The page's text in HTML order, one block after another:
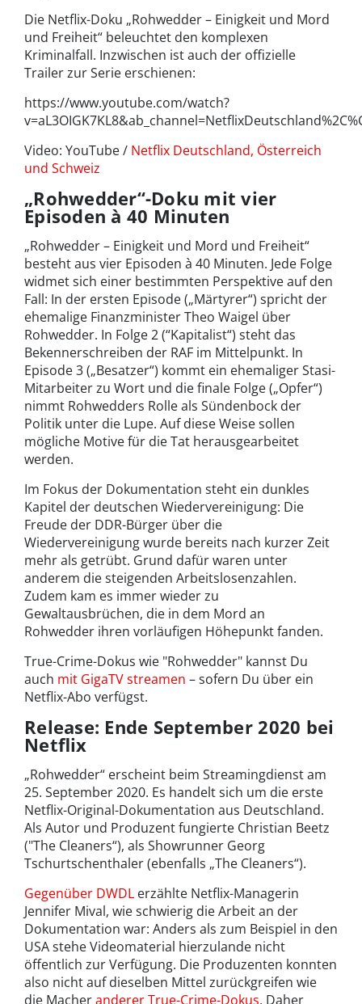
Die Netflix-Doku „Rohwedder – Einigkeit und Mord
und Freiheit“ beleuchtet den komplexen
Kriminalfall. Inzwischen ist auch der offizielle
Trailer zur Serie erschienen:
https://www.youtube.com/watch?
Video: YouTube / Netflix Deutschland, Österreich
und Schweiz
„Rohwedder“-Doku mit vier
Episoden à 40 Minuten
„Rohwedder – Einigkeit und Mord und Freiheit“
besteht aus vier Episoden à 40 Minuten. Jede Folge
widmet sich einer bestimmten Perspektive auf den
Fall: In der ersten Episode („Märtyrer“) spricht der
ehemalige Finanzminister Theo Waigel über
Rohwedder. In Folge 2 (“Kapitalist“) steht das
Bekennerschreiben der RAF im Mittelpunkt. In
Episode 3 („Besatzer“) kommt ein ehemaliger Stasi-
Mitarbeiter zu Wort und die finale Folge („Opfer“)
nimmt Rohwedders Rolle als Sündenbock der
Politik unter die Lupe. Auf diese Weise sollen
mögliche Motive für die Tat herausgearbeitet
werden.
Im Fokus der Dokumentation steht ein dunkles
Kapitel der deutschen Wiedervereinigung: Die
Freude der DDR-Bürger über die
Wiedervereinigung wurde bereits nach kurzer Zeit
mehr als getrübt. Grund dafür waren unter
anderem die steigenden Arbeitslosenzahlen.
Zudem kam es immer wieder zu
Gewaltausbrüchen, die in dem Mord an
Rohwedder ihren vorläufigen Höhepunkt fanden.
True-Crime-Dokus wie "Rohwedder" kannst Du
auch mit GigaTV streamen – sofern Du über ein
Netflix-Abo verfügst.
Release: Ende September 2020 bei
Netflix
„Rohwedder“ erscheint beim Streamingdienst am
25. September 2020. Es handelt sich um die erste
Netflix-Original-Dokumentation aus Deutschland.
Als Autor und Produzent fungierte Christian Beetz
("The Cleaners“), als Showrunner Georg
Tschurtschenthaler (ebenfalls „The Cleaners“).
Gegenüber DWDL erzählte Netflix-Managerin
Jennifer Mival, wie schwierig die Arbeit an der
Dokumentation war: Anders als zum Beispiel in den
USA stehe Videomaterial hierzulande nicht
öffentlich zur Verfügung. Die Produzenten konnten
also nicht auf dieselben Mittel zurückgreifen wie
die Macheranderer True-Crime-Dokus. Daher